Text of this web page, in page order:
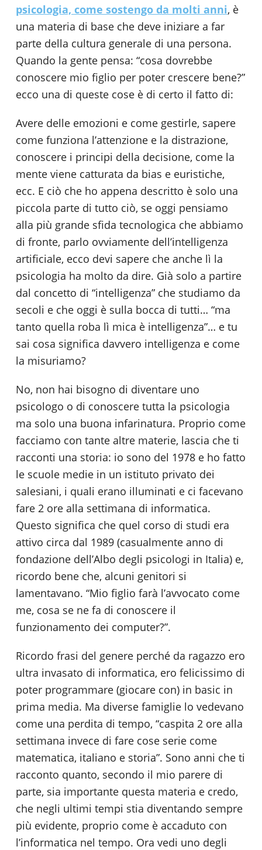
psicologia, come sostengo da molti anni, è
una materia di base che deve iniziare a far
parte della cultura generale di una persona.
Quando la gente pensa: “cosa dovrebbe
conoscere mio figlio per poter crescere bene?”
ecco una di queste cose è di certo il fatto di:
Avere delle emozioni e come gestirle, sapere
come funziona l’attenzione e la distrazione,
conoscere i principi della decisione, come la
mente viene catturata da bias e euristiche,
ecc. E ciò che ho appena descritto è solo una
piccola parte di tutto ciò, se oggi pensiamo
alla più grande sfida tecnologica che abbiamo
di fronte, parlo ovviamente dell’intelligenza
artificiale, ecco devi sapere che anche lì la
psicologia ha molto da dire. Già solo a partire
dal concetto di “intelligenza” che studiamo da
secoli e che oggi è sulla bocca di tutti… “ma
tanto quella roba lì mica è intelligenza”… e tu
sai cosa significa davvero intelligenza e come
la misuriamo?
No, non hai bisogno di diventare uno
psicologo o di conoscere tutta la psicologia
ma solo una buona infarinatura. Proprio come
facciamo con tante altre materie, lascia che ti
racconti una storia: io sono del 1978 e ho fatto
le scuole medie in un istituto privato dei
salesiani, i quali erano illuminati e ci facevano
fare 2 ore alla settimana di informatica.
Questo significa che quel corso di studi era
attivo circa dal 1989 (casualmente anno di
fondazione dell’Albo degli psicologi in Italia) e,
ricordo bene che, alcuni genitori si
lamentavano. “Mio figlio farà l’avvocato come
me, cosa se ne fa di conoscere il
funzionamento dei computer?”.
Ricordo frasi del genere perché da ragazzo ero
ultra invasato di informatica, ero felicissimo di
poter programmare (giocare con) in basic in
prima media. Ma diverse famiglie lo vedevano
come una perdita di tempo, “caspita 2 ore alla
settimana invece di fare cose serie come
matematica, italiano e storia”. Sono anni che ti
racconto quanto, secondo il mio parere di
parte, sia importante questa materia e credo,
che negli ultimi tempi stia diventando sempre
più evidente, proprio come è accaduto con
l’informatica nel tempo. Ora vedi uno degli